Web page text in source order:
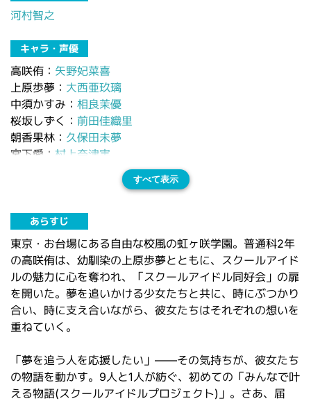
河村智之
キャラ・声優
高咲侑： 矢野妃菜喜
上原歩夢： 大西亜玖璃
中須かすみ： 相良茉優
桜坂しずく： 前田佳織里
朝香果林： 久保田未夢
宮下愛： 村上奈津実
すべて表示
あらすじ
東京・お台場にある自由な校風の虹ヶ咲学園。普通科2年
の高咲侑は、幼馴染の上原歩夢とともに、スクールアイド
ルの魅力に心を奪われ、「スクールアイドル同好会」の扉
を開いた。夢を追いかける少女たちと共に、時にぶつかり
合い、時に支え合いながら、彼女たちはそれぞれの想いを
重ねていく。
「夢を追う人を応援したい」――その気持ちが、彼女たち
の物語を動かす。9人と1人が紡ぐ、初めての「みんなで叶
える物語(スクールアイドルプロジェクト)」。さあ、届